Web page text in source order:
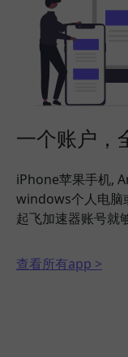
一个账户，
iPhone苹果手机,
windows个人电脑
起飞加速器账号就
查看所有app >